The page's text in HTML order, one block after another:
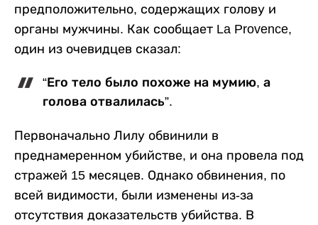
предположительно, содержащих голову и
органы мужчины. Как сообщает La Provence,
один из очевидцев сказал:
“Его тело было похоже на мумию, а
голова отвалилась”.
Первоначально Лилу обвинили в
преднамеренном убийстве, и она провела под
стражей 15 месяцев. Однако обвинения, по
всей видимости, были изменены из-за
отсутствия доказательств убийства. В